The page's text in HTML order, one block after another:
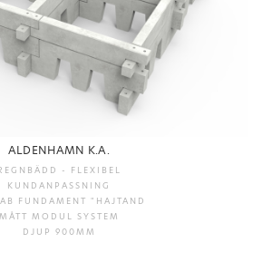
ALDENHAMN K.A.
- FLEXIBEL
KUNDANPASSNING
FUNDAMENT "HAJTAND
MÅTT MODUL SYSTEM
DJUP 900MM